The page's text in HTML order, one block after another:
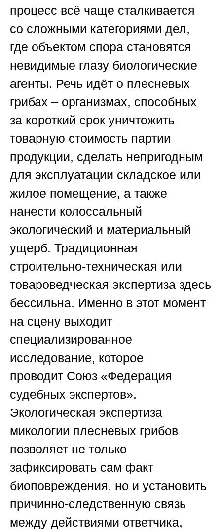
процесс всё чаще сталкивается
со сложными категориями дел,
где объектом спора становятся
невидимые глазу биологические
агенты. Речь идёт о плесневых
грибах – организмах, способных
за короткий срок уничтожить
товарную стоимость партии
продукции, сделать непригодным
для эксплуатации складское или
жилое помещение, а также
нанести колоссальный
экологический и материальный
ущерб. Традиционная
строительно-техническая или
товароведческая экспертиза здесь
бессильна. Именно в этот момент
на сцену выходит
специализированное
исследование, которое
проводит Союз «Федерация
судебных экспертов».
Экологическая экспертиза
микологии плесневых грибов
позволяет не только
зафиксировать сам факт
биоповреждения, но и установить
причинно-следственную связь
между действиями ответчика,